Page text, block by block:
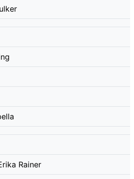
Rainer